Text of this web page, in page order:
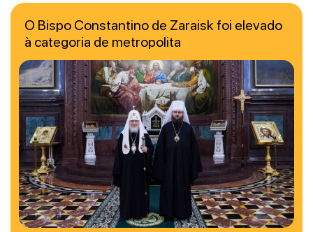
O Bispo Constantino de Zaraisk foi elevado
à categoria de metropolita